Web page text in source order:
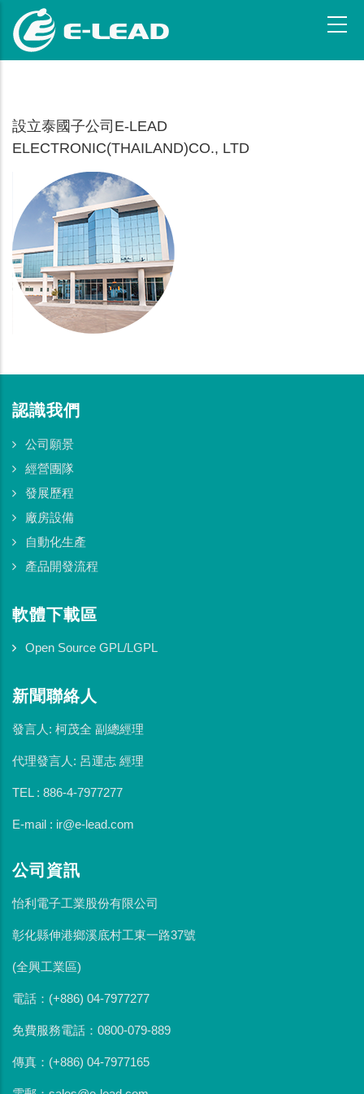
設立泰國子公司 E-LEAD
ELECTRONIC(THAILAND)CO., LTD
認識我們
公司願景
經營團隊
發展歷程
廠房設備
自動化生產
產品開發流程
軟體下載區
Open Source GPL/LGPL
新聞聯絡人
發言人: 柯茂全 副總經理
代理發言人: 呂運志 經理
TEL : 886-4-7977277
E-mail : ir@e-lead.com
公司資訊
怡利電子工業股份有限公司
彰化縣伸港鄉溪底村工東一路37號
(全興工業區)
電話：(+886) 04-7977277
免費服務電話：0800-079-889
傳真：(+886) 04-7977165